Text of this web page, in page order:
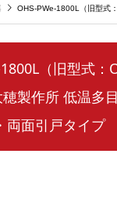
OHS-PWe-1800L（旧型式：OHS-PWd-1800L） 大穂製作
（旧型式：
製作所 低温多
両面引戸タイプ